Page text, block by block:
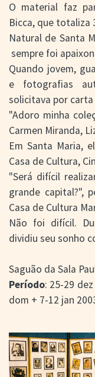
> ARQUIVO
PORTAL DO
CINEMA
>
> BUSCA
> LISTA DE
>
CINEASTAS
>
>
CONTATO E
O material faz
Bicca, que totaliza
Natural de Santa
sempre foi
Quando jovem,
e fotografias
solicitava por
"Adoro minha
Carmen Miranda,
Em Santa Maria,
Casa de Cultura,
"Será difícil
grande capital?",
Casa de Cultura
Não foi difícil.
dividiu seu sonho
Saguão da Sala
Período: 25-29
dom + 7-12 jan